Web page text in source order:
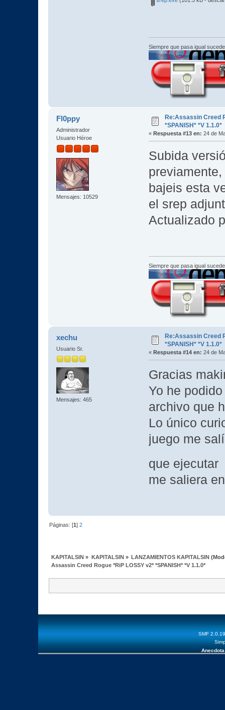
Siempre que pasa igual
Fl0ppy
Administrador
Usuario Héroe
Mensajes: 10529
Re:Assassin Creed
*SPANISH* *V 1.1.0*
« Respuesta #13 en: 24 de
Subida
bajeis esta
el srep
Actualizado
Siempre que pasa igual
xechu
Usuario Sr.
Mensajes: 465
Re:Assassin Creed
*SPANISH* *V 1.1.0*
« Respuesta #14 en: 24 de
Gracias
Yo he
archivo que
Lo único
juego me
que ejecutar
me saliera
Páginas: [1]2
KAPITALSIN » KAPITALSIN» LANZAMIENTOS KAPITALSIN
Assassin Creed Rogue *RiP LOSSY v2* *SPANISH* *V 1.1.0*
SMF 2.0.19
Anecdota